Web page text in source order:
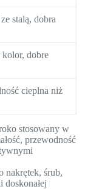
stalą, dobra
dobre
cieplna niż
stosowany w
przewodność
nakrętek, śrub,
doskonałej